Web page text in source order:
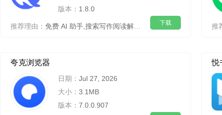
版本： 1.8.0
推荐理由： 免费 AI 助手,搜索写作阅读解题翻译工具 下载 推
夸克浏览器
日期： Jul 27, 2026
大小： 3.1MB
版本： 7.0.0.907
悦